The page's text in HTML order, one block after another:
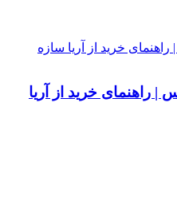
راهنمای خرید از آریا